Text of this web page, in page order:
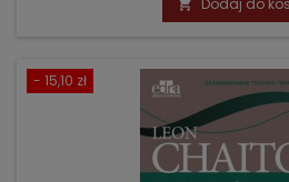
 Dodaj do
- 15,10 zł